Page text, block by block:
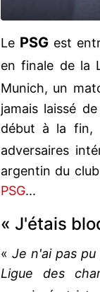
Le PSG est
en finale de la
Munich, un
jamais laissé
début à la fin,
adversaires
argentin du
PSG...
« J'étais
« Je n'ai pas
Ligue des